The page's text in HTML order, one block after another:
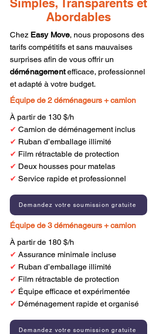
Simples, Transparents et
Abordables
Chez Easy Move, nous proposons des
tarifs compétitifs et sans mauvaises
surprises afin de vous offrir un
déménagementefficace, professionnel
et adapté à votre budget.
Équipe de 2 déménageurs + camion
À partir de 130 $/h
✔ Camion de déménagement inclus
✔ Ruban d’emballage illimité
✔ Film rétractable de protection
✔ Deux housses pour matelas
✔ Service rapide et professionnel
Demandez votre soumission gratuite
Équipe de 3 déménageurs + camion
À partir de 180 $/h
✔ Assurance minimale incluse
✔ Ruban d’emballage illimité
✔ Film rétractable de protection
✔ Équipe efficace et expérimentée
✔ Déménagement rapide et organisé
Demandez votre soumission gratuite